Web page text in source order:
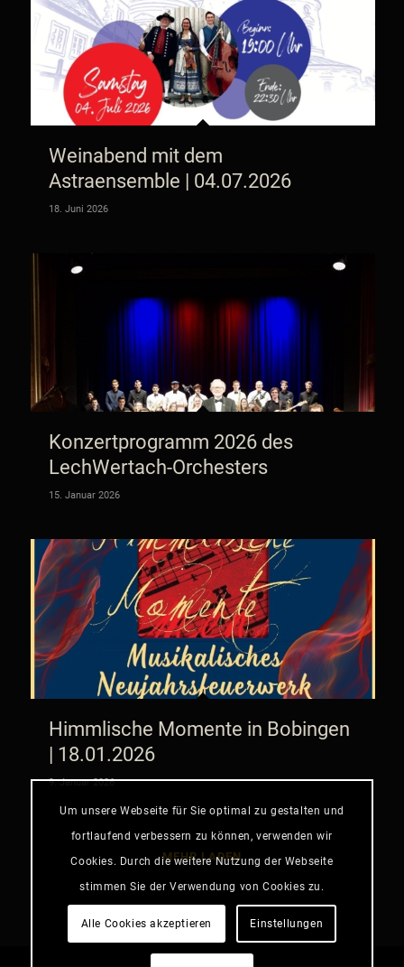
Weinabend mit dem
Astraensemble | 04.07.2026
18. Juni 2026
Konzertprogramm 2026 des
LechWertach-Orchesters
15. Januar 2026
Himmlische Momente in Bobingen
| 18.01.2026
9. Januar 2026
MEHR LADEN
Um unsere Webseite für Sie optimal zu gestalten und
fortlaufend verbessern zu können, verwenden wir
Cookies. Durch die weitere Nutzung der Webseite
stimmen Sie der Verwendung von Cookies zu.
Alle Cookies akzeptieren Einstellungen